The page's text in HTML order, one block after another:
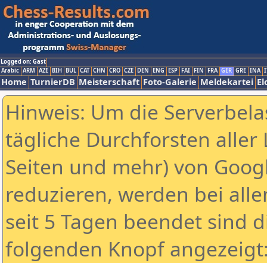
Logged on: Gast
Arabic ARM AZE BIH BUL CAT CHN CRO CZE DEN ENG ESP FAI FIN FRA GER GRE INA
Home TurnierDB Meisterschaft Foto-Galerie Meldekartei
Hinweis: Um die
tägliche Durchforsten aller
Seiten und mehr) von
reduzieren, werden bei
seit 5 Tagen beendet sind
folgenden Knopf